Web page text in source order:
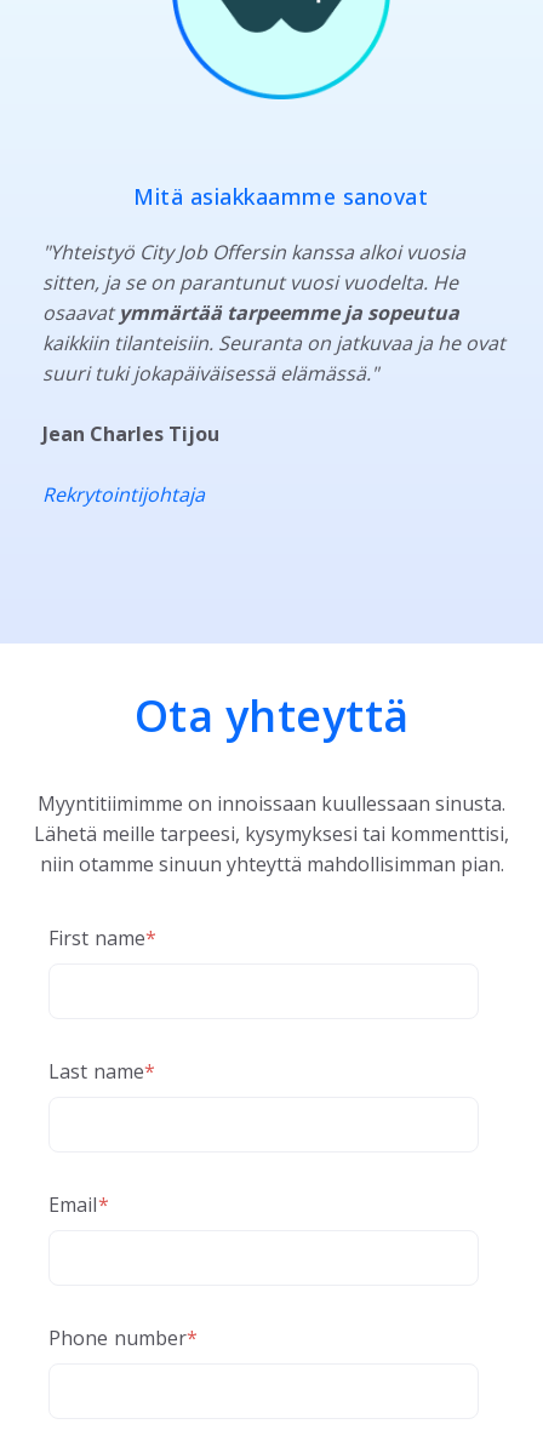
Mitä asiakkaamme sanovat
"Yhteistyö City Job Offersin kanssa alkoi vuosia
sitten, ja se on parantunut vuosi vuodelta. He
osaavatymmärtää tarpeemme ja sopeutua
kaikkiin tilanteisiin. Seuranta on jatkuvaa ja he ovat
suuri tuki jokapäiväisessä elämässä."
Jean Charles Tijou
Rekrytointijohtaja
Ota yhteyttä
Myyntitiimimme on innoissaan kuullessaan sinusta.
Lähetä meille tarpeesi, kysymyksesi tai kommenttisi,
niin otamme sinuun yhteyttä mahdollisimman pian.
First name*
Last name*
Email*
Phone number*